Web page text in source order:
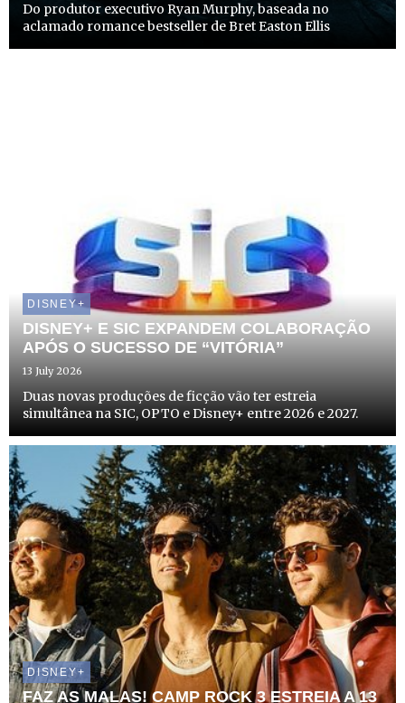
Do produtor executivo Ryan Murphy, baseada no
aclamado romance bestseller de Bret Easton Ellis
DISNEY+
DISNEY+ E SIC EXPANDEM COLABORAÇÃO
APÓS O SUCESSO DE “VITÓRIA”
13 July 2026
Duas novas produções de ficção vão ter estreia
simultânea na SIC, OPTO e Disney+ entre 2026 e 2027.
DISNEY+
FAZ AS MALAS! CAMP ROCK 3 ESTREIA A 13